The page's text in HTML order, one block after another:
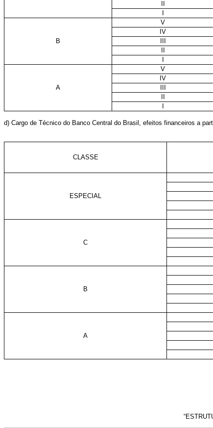
B
V
IV
A
V
IV
d) Cargo de Técnico do Banco Central do Brasil, efeitos financeiros a
CLASSE
ESPECIAL
C
B
A